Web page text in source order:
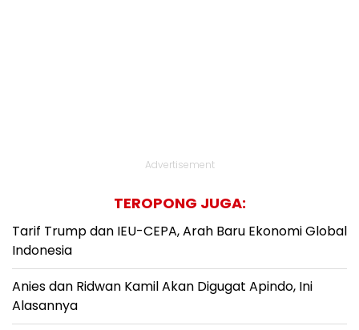
Advertisement
TEROPONG JUGA:
Tarif Trump dan IEU-CEPA, Arah Baru Ekonomi Global
Indonesia
Anies dan Ridwan Kamil Akan Digugat Apindo, Ini
Alasannya